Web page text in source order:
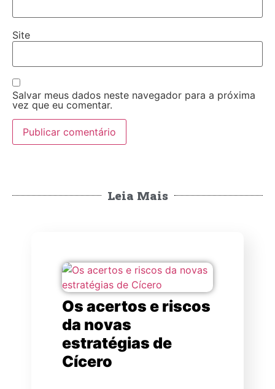
Site
Salvar meus dados neste navegador para a próxima
vez que eu comentar.
Leia Mais
Os acertos e riscos
da novas
estratégias de
Cícero